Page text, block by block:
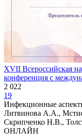
XVII Всероссийская
конференция с
2 022
19
Инфекционные
Литвинова А.А.,
Скрипченко Н.В.,
ОНЛАЙН